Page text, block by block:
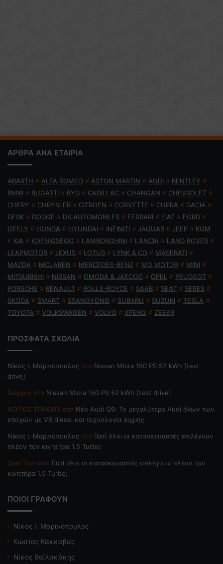
ΑΡΘΡΑ ΑΝΑ ΕΤΑΙΡΙΑ
ABARTH # ALFA ROMEO # ASTON MARTIN # AUDI # BENTLEY #
BMW # BUGATTI # BYD # CADILLAC # CHANGAN # CHEVROLET #
CHERY # CHRYSLER # CITROEN # CORVETTE # CUPRA # DACIA #
DFSK # DODGE # DS AUTOMOBILES # FERRARI # FIAT # FORD #
GEELY # HONDA # HYUNDAI # INFINITI # JAGUAR # JEEP # KGM
# KIA # KOENIGSEGG # LAMBORGHINI # LANCIA # LAND ROVER #
LEAPMOTOR # LEXUS # LOTUS # LYNK & CO # MASERATI #
MAZDA # MCLAREN # MERCEDES-BENZ # MG MOTOR # MINI #
MITSUBISHI # NISSAN # OMODA & JAECOO # OPEL # PEUGEOT #
PORSCHE # RENAULT # ROLLS-ROYCE # SAAB # SEAT # SERES #
SKODA # SMART # SSANGYONG # SUBARU # SUZUKI # TESLA #
TOYOTA # VOLKSWAGEN # VOLVO # XPENG # ZEEKR
ΠΡΟΣΦΑΤΑ ΣΧΟΛΙΑ
Nίκος Ι. Mαρινόπουλος στο Nissan Micra 150 PS 52 kWh [test
drive]
Γιώργος στο Nissan Micra 150 PS 52 kWh [test drive]
ΦΩΤΙΟΣ ΣΠΑΘΗΣ στο Νέο Audi Q9: Το μεγαλύτερο Audi όλων των
εποχών με V6 diesel και τεχνολογία αιχμής
Nίκος Ι. Mαρινόπουλος στο Γιατί όλοι οι κατασκευαστές επιλέγουν
πλέον τον κινητήρα 1.5 Turbo;
Stav Tsim στο Γιατί όλοι οι κατασκευαστές επιλέγουν πλέον τον
κινητήρα 1.5 Turbo;
ΠΟΙΟΙ ΓΡΑΦΟΥΝ
Νίκος Ι. Μαρινόπουλος
Κώστας Κάκκαβας
Νίκος Βαϊλακάκης